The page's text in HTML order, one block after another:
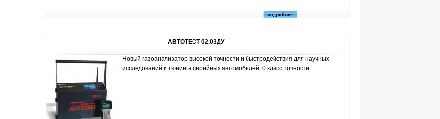
подробнее
АВТОТЕСТ 02.03ДУ
Новый газоанализатор высокой точности и быстродействия для научных
исследований и тюнинга серийных автомобилей. 0 класс точности